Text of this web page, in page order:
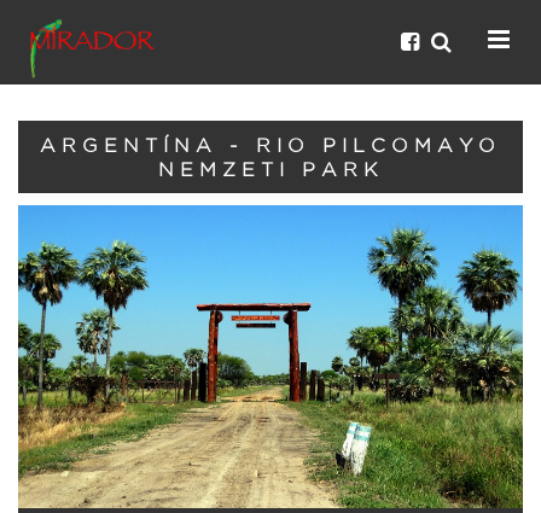
ARGENTÍNA - RIO PILCOMAYO
NEMZETI PARK